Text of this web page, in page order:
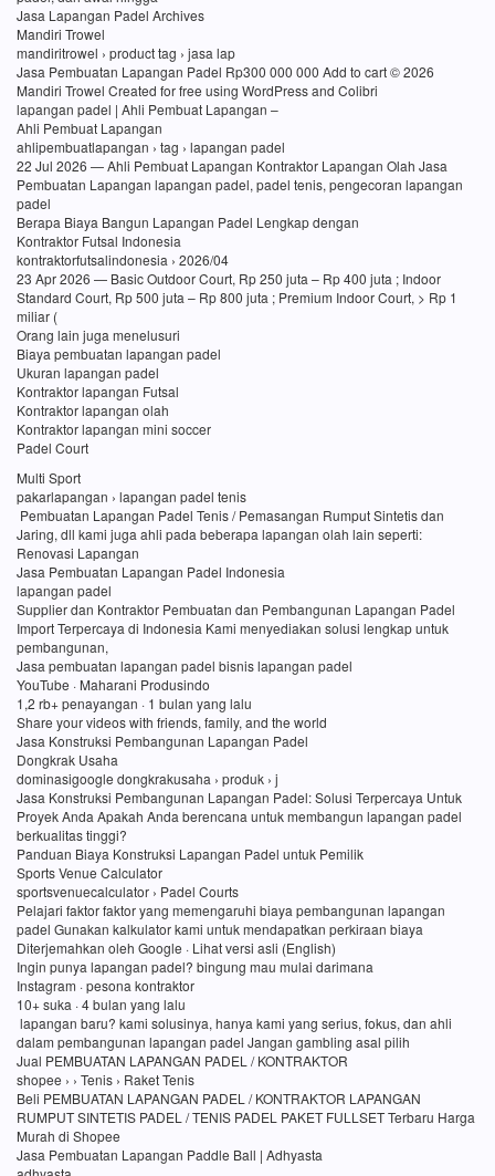
Jasa Lapangan Padel Archives
Mandiri Trowel
mandiritrowel › product tag › jasa lap
Jasa Pembuatan Lapangan Padel Rp300 000 000 Add to cart © 2026
Mandiri Trowel Created for free using WordPress and Colibri
lapangan padel | Ahli Pembuat Lapangan –
Ahli Pembuat Lapangan
ahlipembuatlapangan › tag › lapangan padel
22 Jul 2026 — Ahli Pembuat Lapangan Kontraktor Lapangan Olah Jasa
Pembuatan Lapangan lapangan padel, padel tenis, pengecoran lapangan
padel
Berapa Biaya Bangun Lapangan Padel Lengkap dengan
Kontraktor Futsal Indonesia
kontraktorfutsalindonesia › 2026/04
23 Apr 2026 — Basic Outdoor Court, Rp 250 juta – Rp 400 juta ; Indoor
Standard Court, Rp 500 juta – Rp 800 juta ; Premium Indoor Court, > Rp 1
miliar (
Orang lain juga menelusuri
Biaya pembuatan lapangan padel
Ukuran lapangan padel
Kontraktor lapangan Futsal
Kontraktor lapangan olah
Kontraktor lapangan mini soccer
Padel Court
Multi Sport
pakarlapangan › lapangan padel tenis
Pembuatan Lapangan Padel Tenis / Pemasangan Rumput Sintetis dan
Jaring, dll kami juga ahli pada beberapa lapangan olah lain seperti:
Renovasi Lapangan
Jasa Pembuatan Lapangan Padel Indonesia
lapangan padel
Supplier dan Kontraktor Pembuatan dan Pembangunan Lapangan Padel
Import Terpercaya di Indonesia Kami menyediakan solusi lengkap untuk
pembangunan,
Jasa pembuatan lapangan padel bisnis lapangan padel
YouTube · Maharani Produsindo
1,2 rb+ penayangan · 1 bulan yang lalu
Share your videos with friends, family, and the world
Jasa Konstruksi Pembangunan Lapangan Padel
Dongkrak Usaha
dominasigoogle dongkrakusaha › produk › j
Jasa Konstruksi Pembangunan Lapangan Padel: Solusi Terpercaya Untuk
Proyek Anda Apakah Anda berencana untuk membangun lapangan padel
berkualitas tinggi?
Panduan Biaya Konstruksi Lapangan Padel untuk Pemilik
Sports Venue Calculator
sportsvenuecalculator › Padel Courts
Pelajari faktor faktor yang memengaruhi biaya pembangunan lapangan
padel Gunakan kalkulator kami untuk mendapatkan perkiraan biaya
Diterjemahkan oleh Google · Lihat versi asli (English)
Ingin punya lapangan padel? bingung mau mulai darimana
Instagram · pesona kontraktor
10+ suka · 4 bulan yang lalu
lapangan baru? kami solusinya, hanya kami yang serius, fokus, dan ahli
dalam pembangunan lapangan padel Jangan gambling asal pilih
Jual PEMBUATAN LAPANGAN PADEL / KONTRAKTOR
shopee › › Tenis › Raket Tenis
Beli PEMBUATAN LAPANGAN PADEL / KONTRAKTOR LAPANGAN
RUMPUT SINTETIS PADEL / TENIS PADEL PAKET FULLSET Terbaru Harga
Murah di Shopee
Jasa Pembuatan Lapangan Paddle Ball | Adhyasta